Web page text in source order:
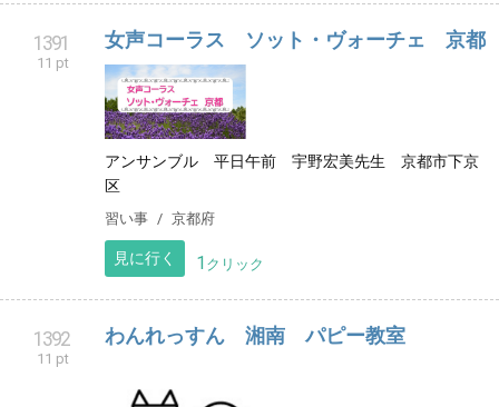
1391
11 pt
女声コーラス ソット・ヴォーチェ 京都
アンサンブル 平日午前 宇野宏美先生 京都市下京
区
習い事 京都府
見に行く 1 クリック
1392
11 pt
わんれっすん 湘南 パピー教室